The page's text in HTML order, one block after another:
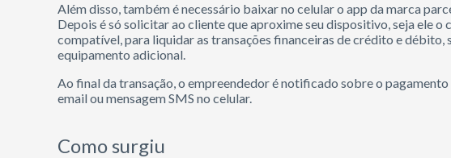
Além disso, também é necessário baixar no celular o app da marca
Depois é só solicitar ao cliente que aproxime seu dispositivo, seja ele
compatível, para liquidar as transações financeiras de crédito e débito,
equipamento adicional.
Ao final da transação, o empreendedor é notificado sobre o
email ou mensagem SMS no celular.
Como surgiu